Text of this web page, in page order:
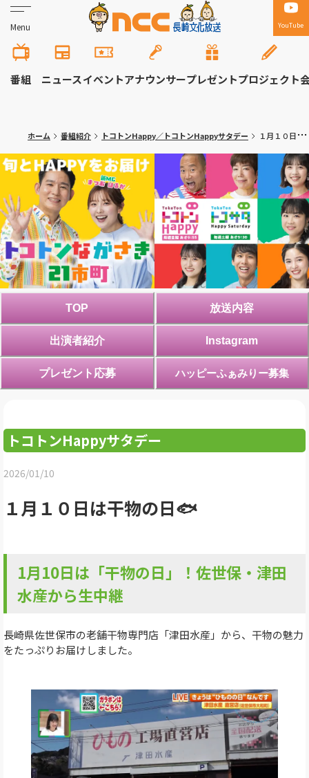
Menu YouTube
番組 ニュースイベントアナウンサープレゼントプロジェクト
ホーム 番組紹介 トコトンHappy／トコトンHappyサタデー １月１０日は干物の日🐟
TOP 放送内容
出演者紹介 Instagram
プレゼント応募 ハッピーふぁみりー募集
トコトンHappyサタデー
2026/01/10
１月１０日は干物の日🐟
1月10日は「干物の日」！佐世保・津田
水産から生中継
長崎県佐世保市の老舗干物専門店「津田水産」から、干物の魅力
をたっぷりお届けしました。